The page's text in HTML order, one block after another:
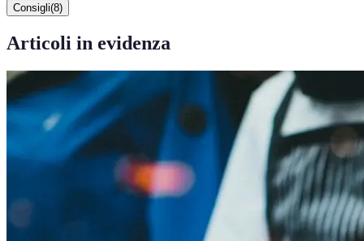
Consigli(8)
Articoli in evidenza